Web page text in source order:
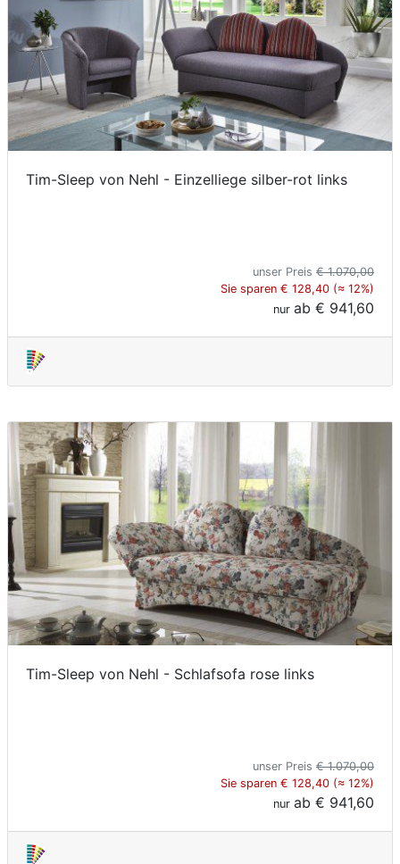
Tim-Sleep von Nehl - Einzelliege silber-rot links
unser Preis € 1.070,00
Sie sparen € 128,40 (≈ 12%)
nur ab € 941,60
Tim-Sleep von Nehl - Schlafsofa rose links
unser Preis € 1.070,00
Sie sparen € 128,40 (≈ 12%)
nur ab € 941,60